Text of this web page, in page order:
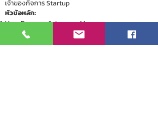
เจ้าของกิจการ Startup
หัวข้อหลัก:
User Persona & Journey Map
Wireframe & Prototype
UX Pitch & Feedback